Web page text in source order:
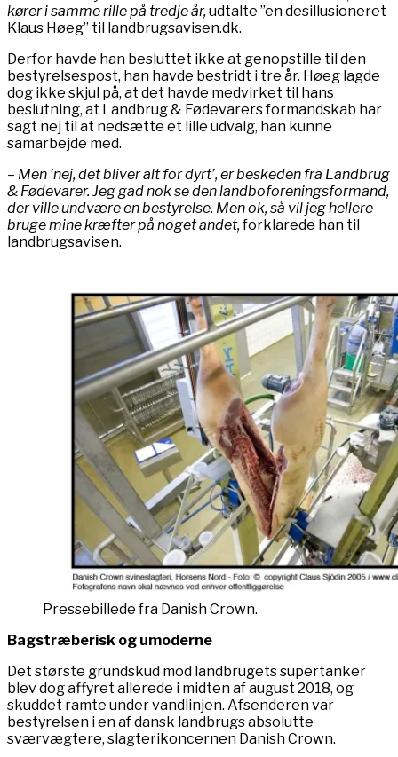
kører i samme rille på tredje år,udtalte ”en desillusioneret
Klaus Høeg” til landbrugsavisen.dk.
Derfor havde han besluttet ikke at genopstille til den
bestyrelsespost, han havde bestridt i tre år. Høeg lagde
dog ikke skjul på, at det havde medvirket til hans
beslutning, at Landbrug & Fødevarers formandskab har
sagt nej til at nedsætte et lille udvalg, han kunne
samarbejde med.
– Men ’nej, det bliver alt for dyrt’, er beskeden fra Landbrug
& Fødevarer. Jeg gad nok se den landboforeningsformand,
der ville undvære en bestyrelse. Men ok, så vil jeg hellere
bruge mine kræfter på noget andet,forklarede han til
landbrugsavisen.
Pressebillede fra Danish Crown.
Bagstræberisk og umoderne
Det største grundskud mod landbrugets supertanker
blev dog affyret allerede i midten af august 2018, og
skuddet ramte under vandlinjen. Afsenderen var
bestyrelsen i en af dansk landbrugs absolutte
sværvægtere, slagterikoncernen Danish Crown.